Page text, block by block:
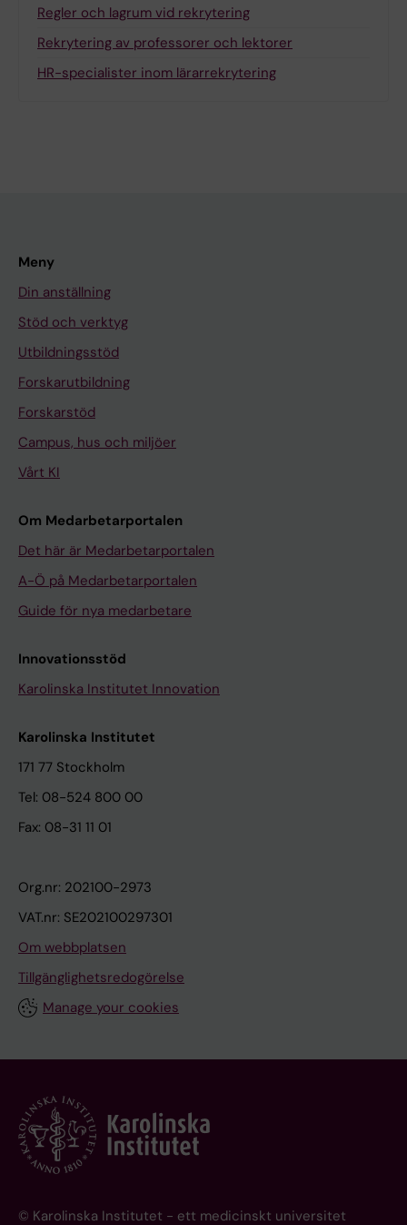
Regler och lagrum vid rekrytering
Rekrytering av professorer och lektorer
HR-specialister inom lärarrekrytering
Meny
Din anställning
Stöd och verktyg
Utbildningsstöd
Forskarutbildning
Forskarstöd
Campus, hus och miljöer
Vårt KI
Om Medarbetarportalen
Det här är Medarbetarportalen
A-Ö på Medarbetarportalen
Guide för nya medarbetare
Innovationsstöd
Karolinska Institutet Innovation
Karolinska Institutet
171 77 Stockholm
Tel: 08-524 800 00
Fax: 08-31 11 01
Org.nr: 202100-2973
VAT.nr: SE202100297301
Om webbplatsen
Tillgänglighetsredogörelse
Manage your cookies
© Karolinska Institutet - ett medicinskt universitet